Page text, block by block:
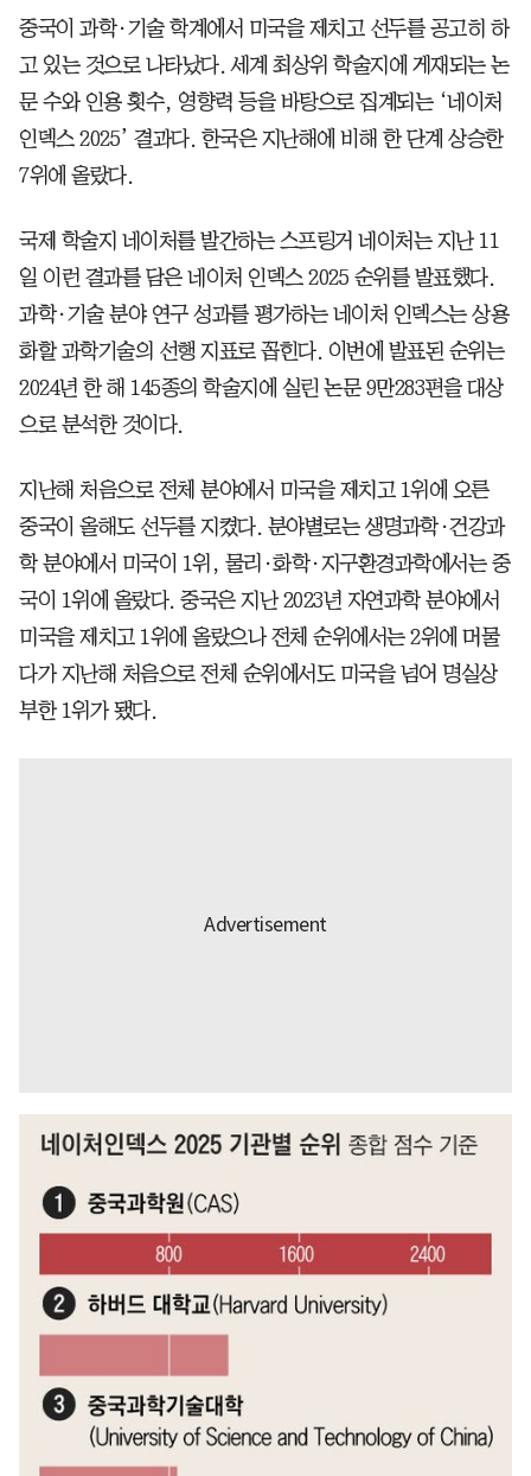
중국이 과학·기술 학계에서 미국을 제치고 선두를 공고히 하
고 있는 것으로 나타났다. 세계 최상위 학술지에 게재되는 논
문 수와 인용 횟수, 영향력 등을 바탕으로 집계되는 ‘네이처
인덱스 2025’ 결과다. 한국은 지난해에 비해 한 단계 상승한
7위에 올랐다.
국제 학술지 네이처를 발간하는 스프링거 네이처는 지난 11
일 이런 결과를 담은 네이처 인덱스 2025 순위를 발표했다.
과학·기술 분야 연구 성과를 평가하는 네이처 인덱스는 상용
화할 과학기술의 선행 지표로 꼽힌다. 이번에 발표된 순위는
2024년 한 해 145종의 학술지에 실린 논문 9만283편을 대상
으로 분석한 것이다.
지난해 처음으로 전체 분야에서 미국을 제치고 1위에 오른
중국이 올해도 선두를 지켰다. 분야별로는 생명과학·건강과
학 분야에서 미국이 1위, 물리·화학·지구환경과학에서는 중
국이 1위에 올랐다. 중국은 지난 2023년 자연과학 분야에서
미국을 제치고 1위에 올랐으나 전체 순위에서는 2위에 머물
다가 지난해 처음으로 전체 순위에서도 미국을 넘어 명실상
부한 1위가 됐다.